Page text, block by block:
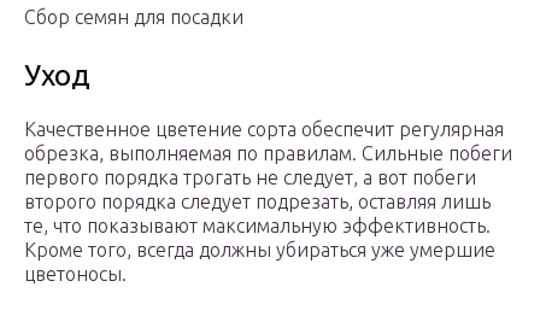
Сбор семян для посадки
Уход
Качественное цветение сорта обеспечит регулярная
обрезка, выполняемая по правилам. Сильные побеги
первого порядка трогать не следует, а вот побеги
второго порядка следует подрезать, оставляя лишь
те, что показывают максимальную эффективность.
Кроме того, всегда должны убираться уже умершие
цветоносы.